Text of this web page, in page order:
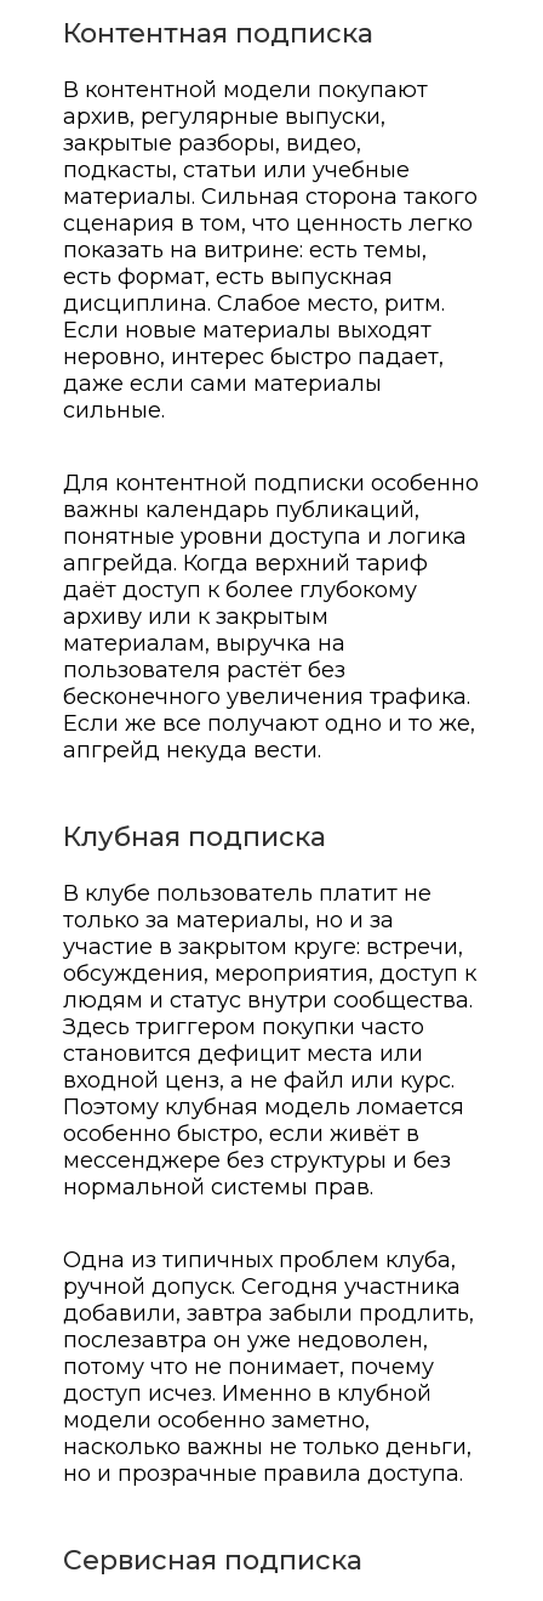
Контентная подписка
В контентной модели покупают
архив, регулярные выпуски,
закрытые разборы, видео,
подкасты, статьи или учебные
материалы. Сильная сторона такого
сценария в том, что ценность легко
показать на витрине: есть темы,
есть формат, есть выпускная
дисциплина. Слабое место, ритм.
Если новые материалы выходят
неровно, интерес быстро падает,
даже если сами материалы
сильные.
Для контентной подписки особенно
важны календарь публикаций,
понятные уровни доступа и логика
апгрейда. Когда верхний тариф
даёт доступ к более глубокому
архиву или к закрытым
материалам, выручка на
пользователя растёт без
бесконечного увеличения трафика.
Если же все получают одно и то же,
апгрейд некуда вести.
Клубная подписка
В клубе пользователь платит не
только за материалы, но и за
участие в закрытом круге: встречи,
обсуждения, мероприятия, доступ к
людям и статус внутри сообщества.
Здесь триггером покупки часто
становится дефицит места или
входной ценз, а не файл или курс.
Поэтому клубная модель ломается
особенно быстро, если живёт в
мессенджере без структуры и без
нормальной системы прав.
Одна из типичных проблем клуба,
ручной допуск. Сегодня участника
добавили, завтра забыли продлить,
послезавтра он уже недоволен,
потому что не понимает, почему
доступ исчез. Именно в клубной
модели особенно заметно,
насколько важны не только деньги,
но и прозрачные правила доступа.
Сервисная подписка